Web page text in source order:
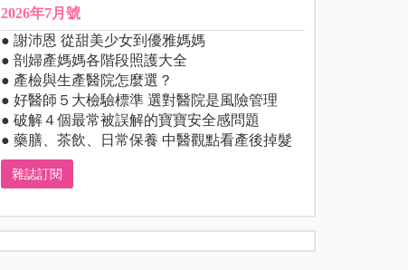
2026年7月號
● 謝沛恩 從甜美少女到優雅媽媽
● 剖婦產媽媽各階段照護大全
● 產檢與生產醫院怎麼選？
● 好醫師５大檢驗標準 選對醫院是風險管理
● 破解４個最常被誤解的寶寶安全感問題
● 藥膳、茶飲、日常保養 中醫觀點看產後掉髮
雜誌訂閱